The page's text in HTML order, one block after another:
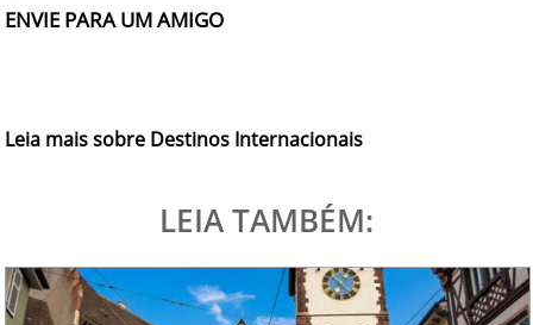
ENVIE PARA UM AMIGO
Leia mais sobre Destinos Internacionais
LEIA TAMBÉM: